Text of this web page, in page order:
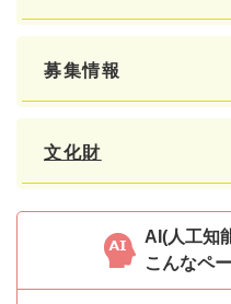
募集情報
文化財
AI(人工知
こんなペ